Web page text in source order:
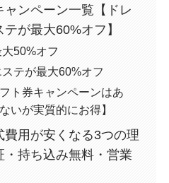
ャンペーン一覧【ドレ
が最大60%オフ】
50%オフ
テが最大60%オフ
ト券キャンペーンはあ
いが実質的にお得】
費用が安くなる3つの理
・持ち込み無料・営業